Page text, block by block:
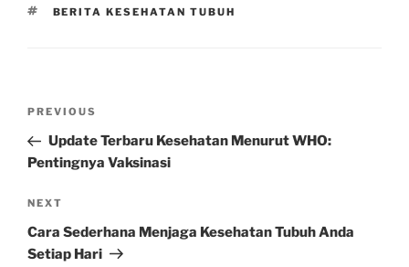
TAGS
BERITA KESEHATAN TUBUH
Previous
Post
PREVIOUS
Update Terbaru Kesehatan Menurut WHO:
Pentingnya Vaksinasi
Next
Post
NEXT
Cara Sederhana Menjaga Kesehatan Tubuh Anda
Setiap Hari